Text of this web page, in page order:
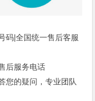
码|全国统一售后客服
后服务电话
您的疑问，专业团队